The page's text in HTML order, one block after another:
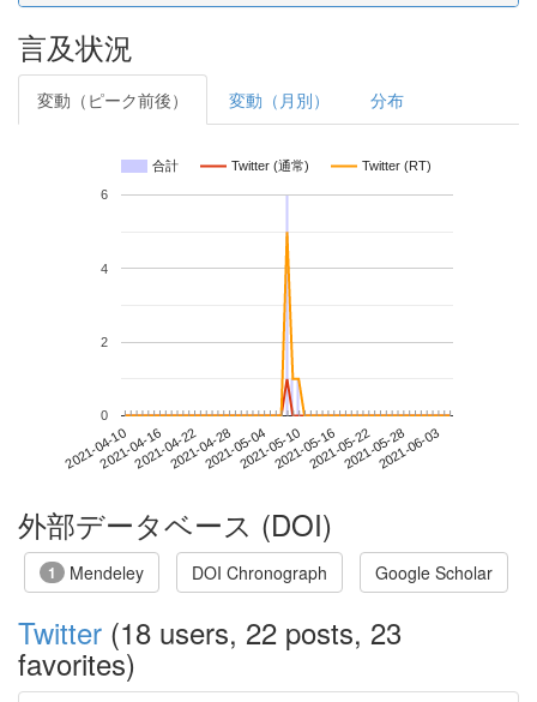
言及状況
変動（ピーク前後） 変動（月別） 分布
合計 Twitter (通常) Twitter (RT)
2021-04-102021-04-162021-04-222021-04-282021-05-042021-05-102021-05-162021-05-222021-05-282021-06-03
0
2
4
6
外部データベース (DOI)
1 Mendeley DOI Chronograph Google Scholar
Twitter (18 users, 22 posts, 23
favorites)